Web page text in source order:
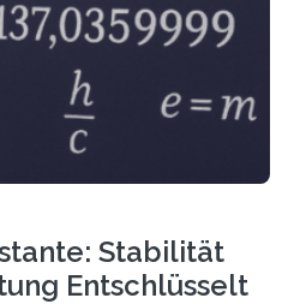
Stabilität
Entschlüsselt